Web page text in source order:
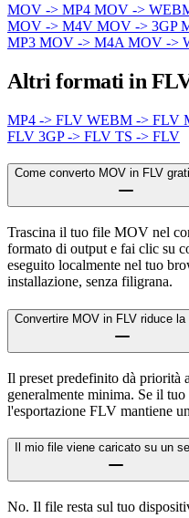
MOV -> MP4 MOV ->
MOV -> M4V MOV -> 3GP
MP3 MOV -> M4A MOV ->
Altri formati in
MP4 -> FLV WEBM -> FLV
FLV 3GP -> FLV TS -> FLV
Come converto MOV in FLV
Trascina il tuo file MOV nel
formato di output e fai clic su
eseguito localmente nel tuo
installazione, senza filigrana.
Convertire MOV in FLV riduce la
Il preset predefinito dà priorità
generalmente minima. Se il
l'esportazione FLV mantiene
Il mio file viene caricato su un
No. Il file resta sul tuo